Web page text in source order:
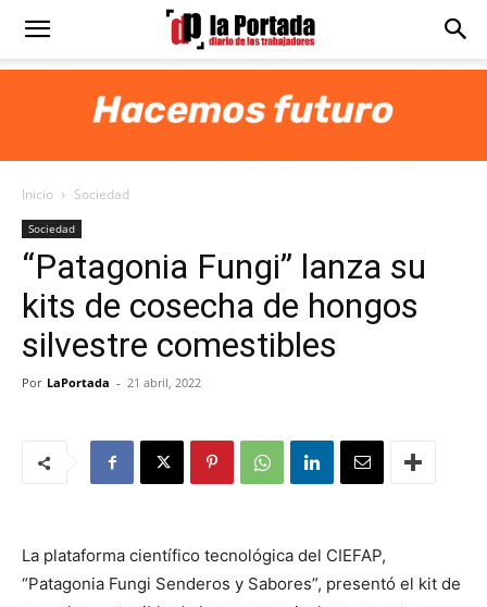
Diario
Portada
Inicio Sociedad
Sociedad
“Patagonia Fungi” lanza su
kits de cosecha de hongos
silvestre comestibles
Por LaPortada - 21 abril, 2022
La plataforma científico tecnológica del CIEFAP,
“Patagonia Fungi Senderos y Sabores”, presentó el kit de